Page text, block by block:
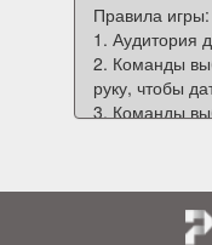
Правила игры:
1. Аудитория
2. Команды
руку, чтобы
3. Команды
4. Называет
5. В случае
команда